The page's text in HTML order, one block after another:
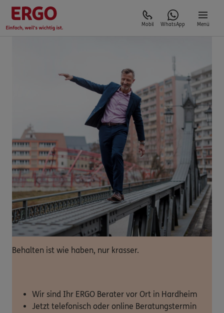
Mobil WhatsApp Menü
Behalten ist wie haben, nur krasser.
Wir sind Ihr ERGO Berater vor Ort in Hardheim
Jetzt telefonisch oder online Beratungstermin